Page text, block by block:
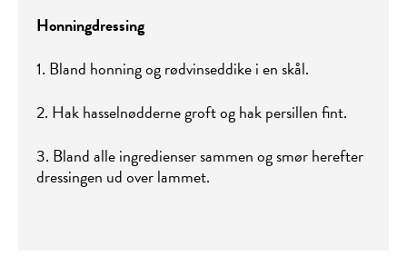
Honningdressing
1. Bland honning og rødvinseddike i en skål.
2. Hak hasselnødderne groft og hak persillen fint.
3. Bland alle ingredienser sammen og smør herefter
dressingen ud over lammet.